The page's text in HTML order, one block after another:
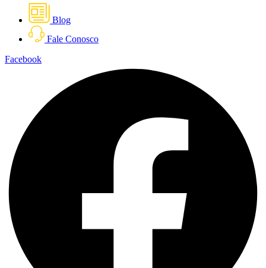
Blog
Fale Conosco
Facebook